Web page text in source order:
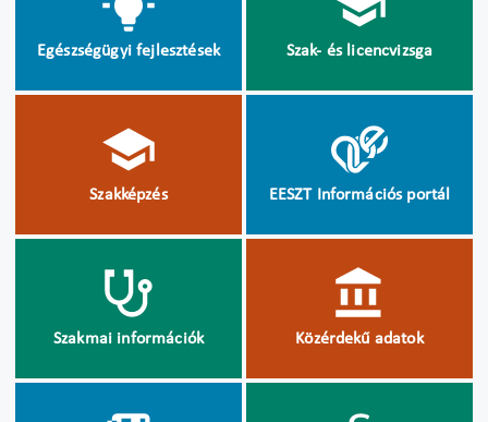
Egészségügyi fejlesztések Szak- és licencvizsga
Szakképzés EESZT Információs portál
Szakmai információk Közérdekű adatok